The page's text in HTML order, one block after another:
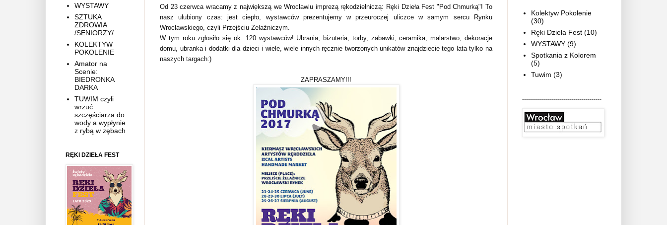
Od 23 czerwca wracamy z największą we Wrocławiu imprezą rękodzielniczą: Ręki Dzieła Fest "Pod Chmurką"! To
nasz ulubiony czas: jest ciepło, wystawców prezentujemy w przeuroczej uliczce w samym sercu Rynku
Wrocławskiego, czyli Przejściu Żelaźniczym.
W tym roku zgłosiło się ok. 120 wystawców! Ubrania, biżuteria, torby, zabawki, ceramika, malarstwo, dekoracje
domu, ubranka i dodatki dla dzieci i wiele, wiele innych ręcznie tworzonych unikatów znajdziecie tego lata tylko na
naszych targach:)
ZAPRASZAMY!!!
WYSTAWY
SZTUKA
ZDROWIA
/SENIORZY/
KOLEKTYW
POKOLENIE
Amator na
Scenie:
BIEDRONKA
DARKA
TUWIM czyli
wrzuć
szczęściarza do
wody a wypłynie
z rybą w zębach
RĘKI DZIEŁA FEST
Kolektyw Pokolenie
(30)
Ręki Dzieła Fest (10)
WYSTAWY (9)
Spotkania z Kolorem
(5)
Tuwim (3)
----------------------------------------